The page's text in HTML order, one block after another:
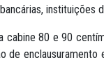
instituições
80 e 90